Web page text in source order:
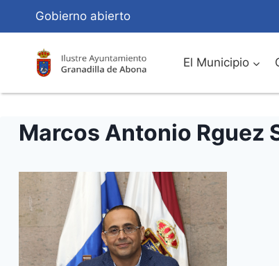
Contenido
Gobierno abierto
El Municipio
Marcos Antonio Rguez